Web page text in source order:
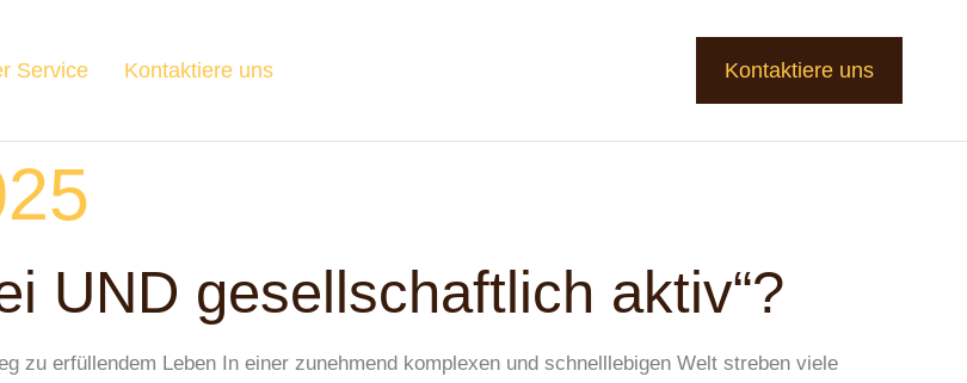
Service Kontaktiere uns Kontaktiere uns
UND gesellschaftlich aktiv“?
zu erfüllendem Leben In einer zunehmend komplexen und schnelllebigen Welt streben viele